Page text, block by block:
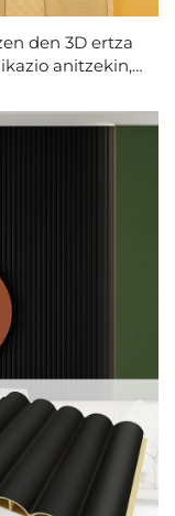
den 3D ertza
anitzekin,